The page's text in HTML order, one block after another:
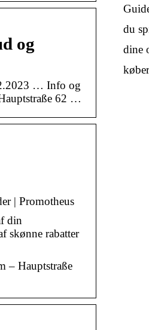
og
… Info og
62 …
| Promotheus
din
skønne rabatter
– Hauptstraße
du
dine